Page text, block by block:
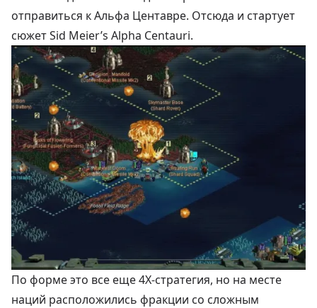
отправиться к Альфа Центавре. Отсюда и стартует
сюжет Sid Meier’s Alpha Centauri.
По форме это все еще 4X-стратегия, но на месте
наций расположились фракции со сложным